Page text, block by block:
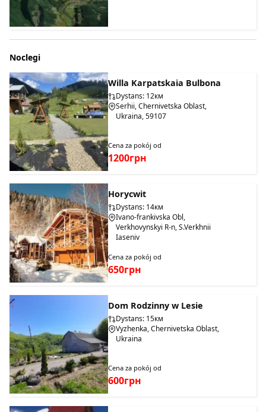
Noclegi
Willa Karpatskaia Bulbona
Dystans: 12км
Serhii, Chernivetska Oblast,
Ukraina, 59107
Cena za pokój od
1200грн
Horycwit
Dystans: 14км
Ivano-frankivska Obl,
Verkhovynskyi R-n, S.Verkhnii
Iaseniv
Cena za pokój od
650грн
Dom Rodzinny w Lesie
Dystans: 15км
Vyzhenka, Chernivetska Oblast,
Ukraina
Cena za pokój od
600грн